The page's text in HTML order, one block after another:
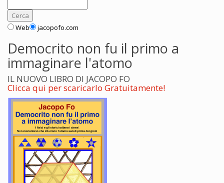
Web jacopofo.com
Democrito non fu il primo a
immaginare l'atomo
IL NUOVO LIBRO DI JACOPO FO
Clicca qui per scaricarlo Gratuitamente!